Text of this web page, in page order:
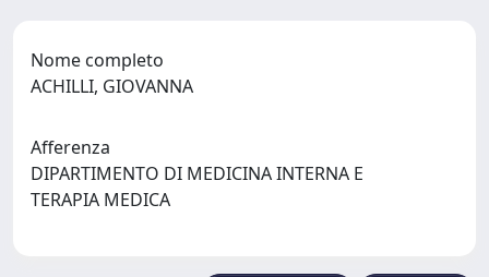
Nome completo
ACHILLI, GIOVANNA
Afferenza
DIPARTIMENTO DI MEDICINA INTERNA E
TERAPIA MEDICA